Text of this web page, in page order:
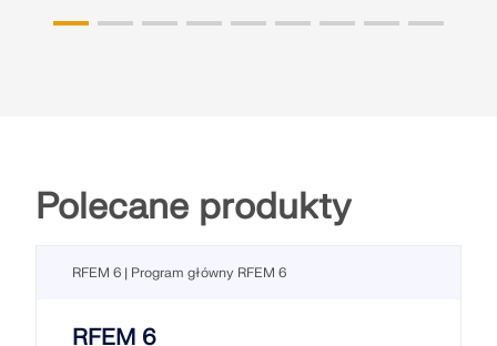
Polecane produkty
RFEM 6 | Program główny RFEM 6
RFEM 6